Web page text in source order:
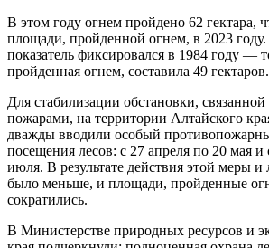
В этом году огнем пройдено 62 гектара,
площади, пройденной огнем, в 2023
показатель фиксировался в 1984 году —
пройденная огнем, составила 49 гектаров.
Для стабилизации обстановки,
пожарами, на территории Алтайского
дважды вводили особый
посещения лесов: с 27 апреля по 20 мая
июля. В результате действия этой меры
было меньше, и площади, пройденные
сократились.
В Министерстве природных ресурсов и